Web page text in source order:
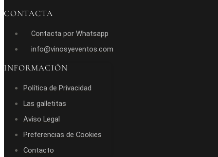
CONTACTA
Contacta por Whatsapp
info@vinosyeventos.com
INFORMACIÓN
Política de Privacidad
Las galletitas
Aviso Legal
Preferencias de Cookies
Contacto